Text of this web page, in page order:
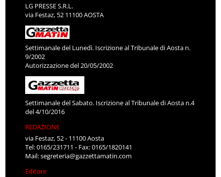
LG PRESSE S.R.L.
via Festaz, 52 11100 AOSTA
Settimanale del Lunedì. Iscrizione al Tribunale di Aosta n.
9/2002
Autorizzazione del 20/05/2002
Settimanale del Sabato. Iscrizione al Tribunale di Aosta n.4
del 4/10/2016
REDAZIONE
via Festaz, 52 - 11100 Aosta
Tel: 0165/231711 - Fax: 0165/1820141
Mail:segreteria@gazzettamatin.com
Editore